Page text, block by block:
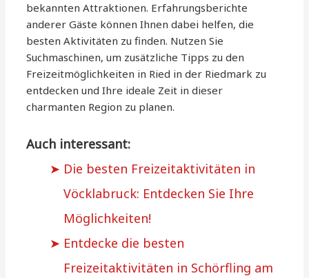
bekannten Attraktionen. Erfahrungsberichte
anderer Gäste können Ihnen dabei helfen, die
besten Aktivitäten zu finden. Nutzen Sie
Suchmaschinen, um zusätzliche Tipps zu den
Freizeitmöglichkeiten in Ried in der Riedmark zu
entdecken und Ihre ideale Zeit in dieser
charmanten Region zu planen.
Auch interessant:
Die besten Freizeitaktivitäten in
Vöcklabruck: Entdecken Sie Ihre
Möglichkeiten!
Entdecke die besten
Freizeitaktivitäten in Schörfling am